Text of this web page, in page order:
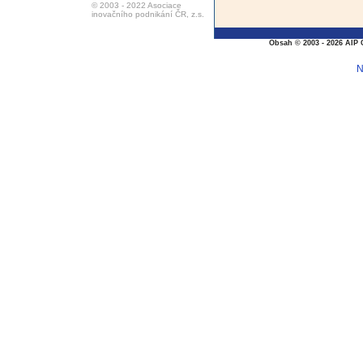
© 2003 - 2022 Asociace
inovačního podnikání ČR, z.s.
Obsah © 2003 - 2026